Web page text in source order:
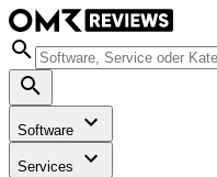
Software
Services